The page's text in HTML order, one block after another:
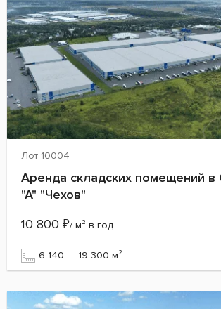
Лот 10004
Аренда складских помещений в
"А" "Чехов"
10 800 ₽/ м² в год
6 140 — 19 300 м²